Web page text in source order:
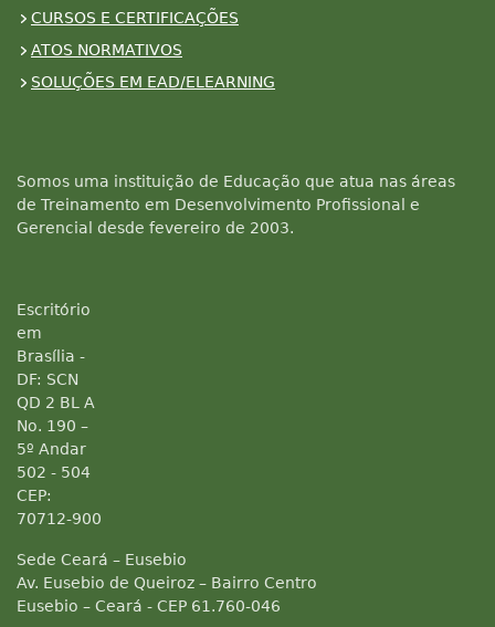
CURSOS E CERTIFICAÇÕES
ATOS NORMATIVOS
SOLUÇÕES EM EAD/ELEARNING
Somos uma instituição de Educação que atua nas áreas
de Treinamento em Desenvolvimento Profissional e
Gerencial desde fevereiro de 2003.
Escritório
em
Brasília -
DF: SCN
QD 2 BL A
No. 190 –
5º Andar
502 - 504
CEP:
70712-900
Sede Ceará – Eusebio
Av. Eusebio de Queiroz – Bairro Centro
Eusebio – Ceará - CEP 61.760-046